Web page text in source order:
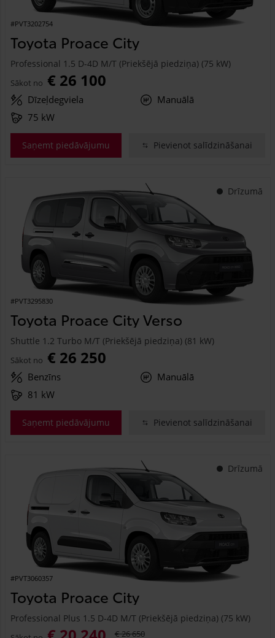
#PVT3202754
Toyota Proace City
Professional 1.5 D-4D M/T (Priekšējā piedziņa) (75 kW)
Sākot no € 26 100
Dīzeļdegviela
Manuālā
75 kW
Saņemt piedāvājumu Pievienot salīdzināšanai
Drīzumā
#PVT3295830
Toyota Proace City Verso
Shuttle 1.2 Turbo M/T (Priekšējā piedziņa) (81 kW)
Sākot no € 26 250
Benzīns
Manuālā
81 kW
Saņemt piedāvājumu Pievienot salīdzināšanai
Drīzumā
#PVT3060357
Toyota Proace City
Professional Plus 1.5 D-4D M/T (Priekšējā piedziņa) (75 kW)
€ 26 650